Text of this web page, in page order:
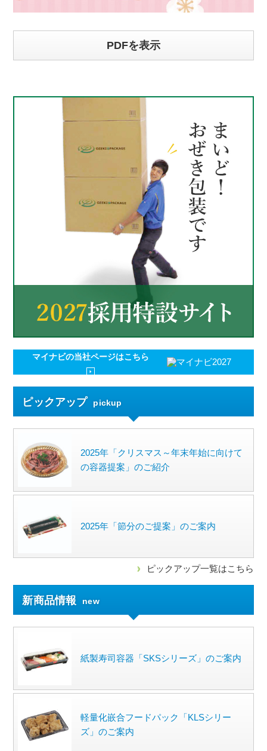
PDFを表示
マイナビの当社ページはこちら
ピックアップ pickup
2025年「クリスマス～年末年始に向けて
の容器提案」のご紹介
2025年「節分のご提案」のご案内
ピックアップ一覧はこちら
新商品情報 new
紙製寿司容器「SKSシリーズ」のご案内
軽量化嵌合フードパック「KLSシリー
ズ」のご案内